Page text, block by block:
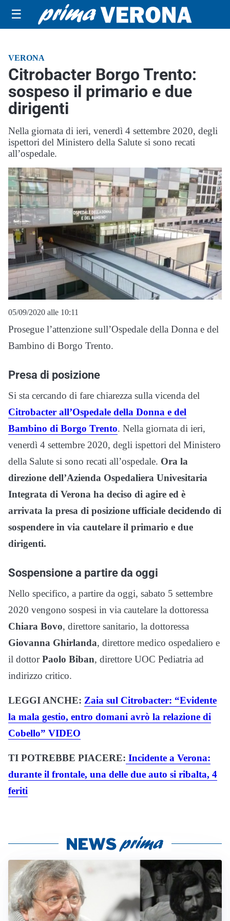
☰
VERONA
Citrobacter Borgo Trento:
sospeso il primario e due
dirigenti
Nella giornata di ieri, venerdì 4 settembre 2020, degli
ispettori del Ministero della Salute si sono recati
all’ospedale.
05/09/2020 alle 10:11
Prosegue l’attenzione sull’Ospedale della Donna e del
Bambino di Borgo Trento.
Presa di posizione
Si sta cercando di fare chiarezza sulla vicenda del
Citrobacter all’Ospedale della Donna e del
Bambino di Borgo Trento. Nella giornata di ieri,
venerdì 4 settembre 2020, degli ispettori del Ministero
della Salute si sono recati all’ospedale. Ora la
direzione dell’Azienda Ospedaliera Univesitaria
Integrata di Verona ha deciso di agire ed è
arrivata la presa di posizione ufficiale decidendo di
sospendere in via cautelare il primario e due
dirigenti.
Sospensione a partire da oggi
Nello specifico, a partire da oggi, sabato 5 settembre
2020 vengono sospesi in via cautelare la dottoressa
Chiara Bovo, direttore sanitario, la dottoressa
Giovanna Ghirlanda, direttore medico ospedaliero e
il dottorPaolo Biban, direttore UOC Pediatria ad
indirizzo critico.
LEGGI ANCHE: Zaia sul Citrobacter: “Evidente
la mala gestio, entro domani avrò la relazione di
Cobello” VIDEO
TI POTREBBE PIACERE: Incidente a Verona:
durante il frontale, una delle due auto si ribalta, 4
feriti